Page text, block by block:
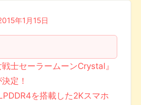
年1月15日
士セーラームーンCrystal』
定！
を搭載した2Kスマホ